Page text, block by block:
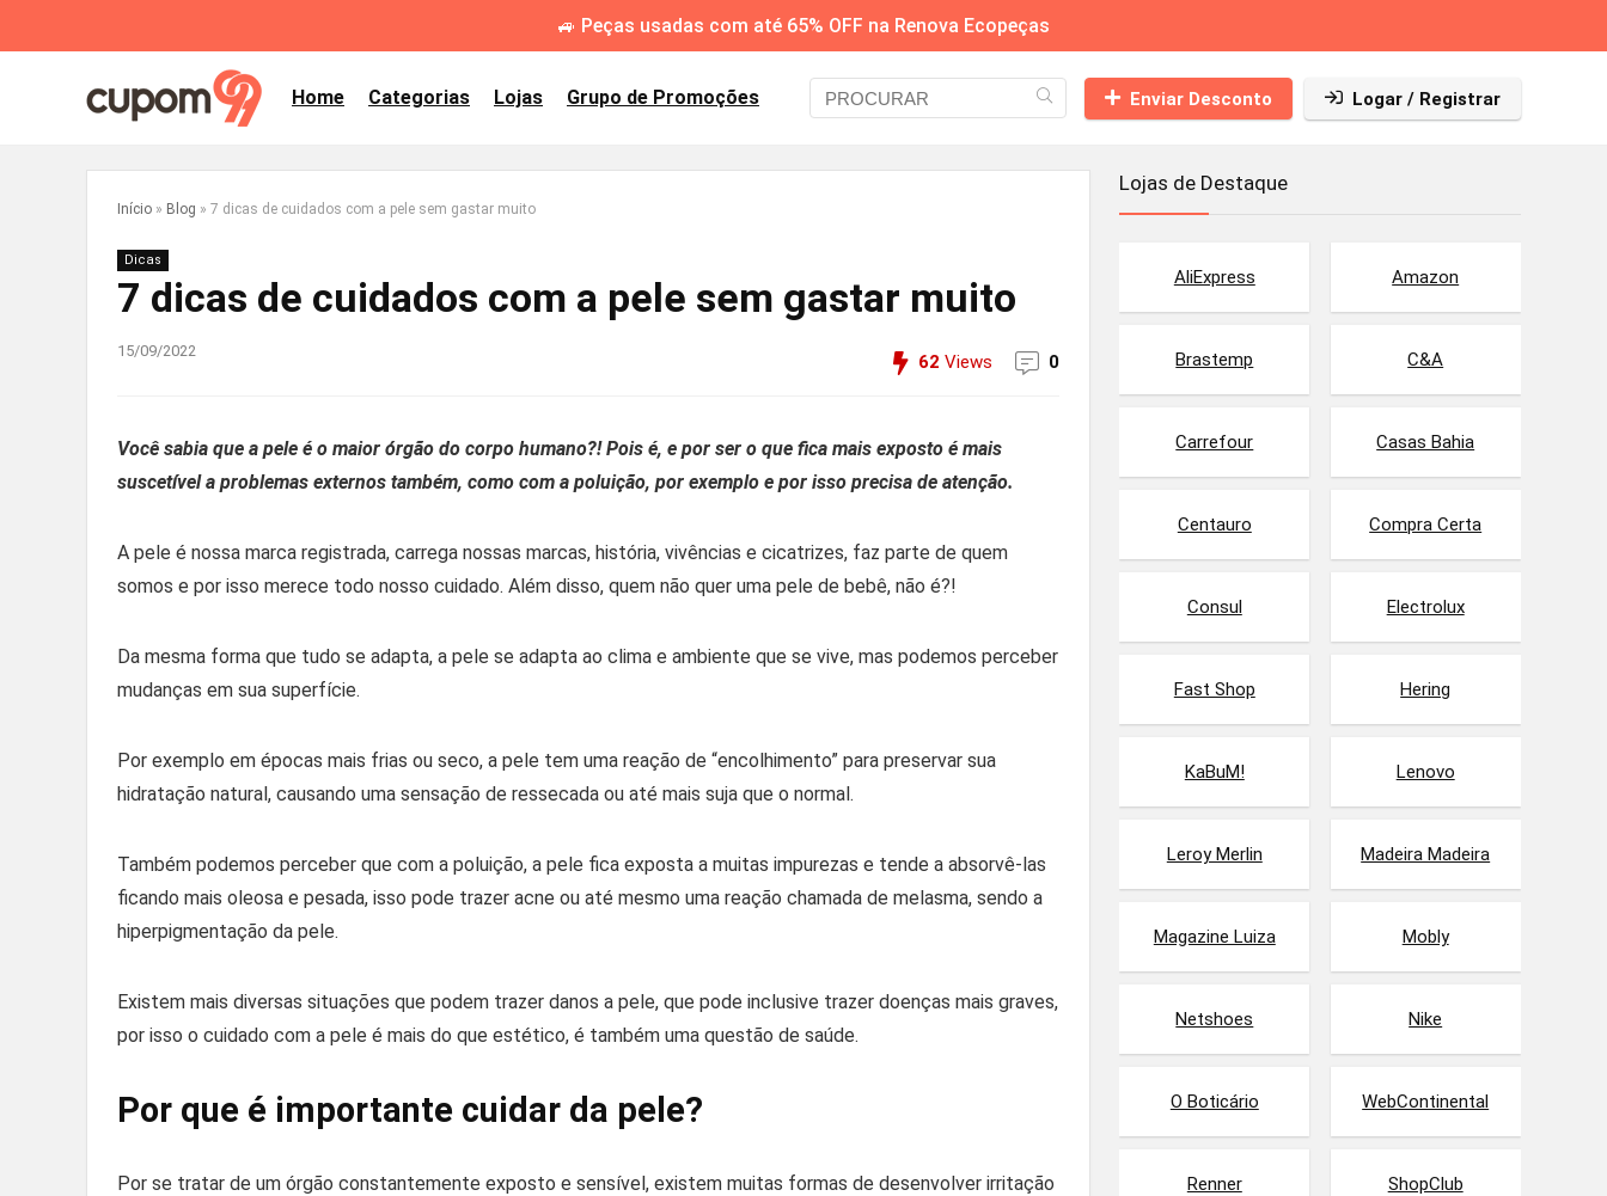
🚙 Peças usadas com até 65% OFF na Renova Ecopeças
Home Categorias Lojas Grupo de Promoções Enviar Desconto Logar / Registrar
Início » Blog » 7 dicas de cuidados com a pele sem gastar muito
Dicas
7 dicas de cuidados com a pele sem gastar muito
15/09/2022
62 Views 0
Você sabia que a pele é o maior órgão do corpo humano?! Pois é, e por ser o que fica mais exposto é mais
suscetível a problemas externos também, como com a poluição, por exemplo e por isso precisa de atenção.
A pele é nossa marca registrada, carrega nossas marcas, história, vivências e cicatrizes, faz parte de quem
somos e por isso merece todo nosso cuidado. Além disso, quem não quer uma pele de bebê, não é?!
Da mesma forma que tudo se adapta, a pele se adapta ao clima e ambiente que se vive, mas podemos perceber
mudanças em sua superfície.
Por exemplo em épocas mais frias ou seco, a pele tem uma reação de “encolhimento” para preservar sua
hidratação natural, causando uma sensação de ressecada ou até mais suja que o normal.
Também podemos perceber que com a poluição, a pele fica exposta a muitas impurezas e tende a absorvê-las
ficando mais oleosa e pesada, isso pode trazer acne ou até mesmo uma reação chamada de melasma, sendo a
hiperpigmentação da pele.
Existem mais diversas situações que podem trazer danos a pele, que pode inclusive trazer doenças mais graves,
por isso o cuidado com a pele é mais do que estético, é também uma questão de saúde.
Por que é importante cuidar da pele?
Por se tratar de um órgão constantemente exposto e sensível, existem muitas formas de desenvolver irritação
Lojas de Destaque
AliExpress Amazon
Brastemp C&A
Carrefour Casas Bahia
Centauro Compra Certa
Consul Electrolux
Fast Shop Hering
KaBuM! Lenovo
Leroy Merlin Madeira Madeira
Magazine Luiza Mobly
Netshoes Nike
O Boticário WebContinental
Renner ShopClub